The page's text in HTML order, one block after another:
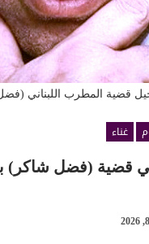
قضية المطرب اللبناني (فضل شاكر)
غناء
قضية (فضل شاكر)